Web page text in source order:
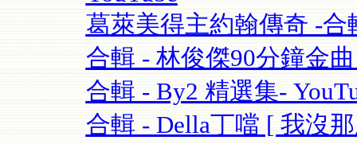
葛萊美得主約翰傳奇 -合
合輯 - 林俊傑90分鐘金
合輯 - By2 精選集-
合輯 - Della丁噹 [ 我沒